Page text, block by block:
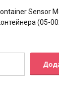
Sensor
(05-